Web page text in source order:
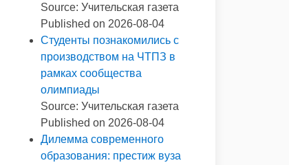
Source: Учительская газета
Published on 2026-08-04
Студенты познакомились с
производством на ЧТПЗ в
рамках сообщества
олимпиады
Source: Учительская газета
Published on 2026-08-04
Дилемма современного
образования: престиж вуза